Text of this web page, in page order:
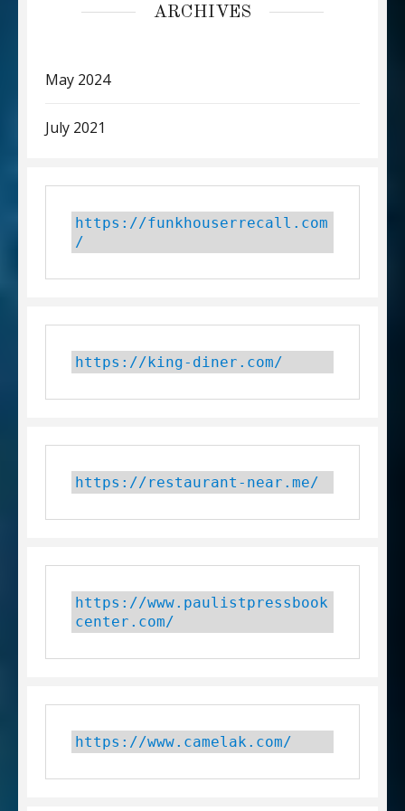
ARCHIVES
May 2024
July 2021
https://funkhouserrecall.com
/
https://king-diner.com/
https://restaurant-near.me/
https://www.paulistpressbook
center.com/
https://www.camelak.com/